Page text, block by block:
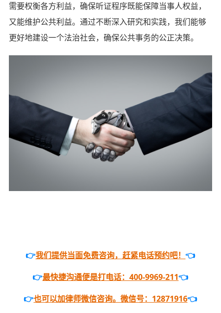
需要权衡各方利益，确保听证程序既能保障当事人权益，
又能维护公共利益。通过不断深入研究和实践，我们能够
更好地建设一个法治社会，确保公共事务的公正决策。
👉我们提供当面免费咨询，赶紧电话预约吧！ 👈
👉最快捷沟通便是打电话：400-9969-211👈
👉也可以加律师微信咨询。微信号：12871916👈